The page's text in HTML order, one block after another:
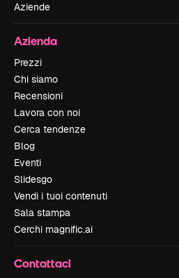
Aziende
Azienda
Prezzi
Chi siamo
Recensioni
Lavora con noi
Cerca tendenze
Blog
Eventi
Slidesgo
Vendi i tuoi contenuti
Sala stampa
Cerchi magnific.ai
Contattaci